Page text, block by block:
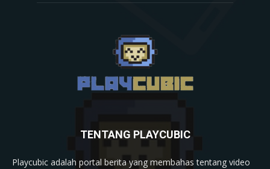
TENTANG PLAYCUBIC
Playcubic adalah portal berita yang membahas tentang video